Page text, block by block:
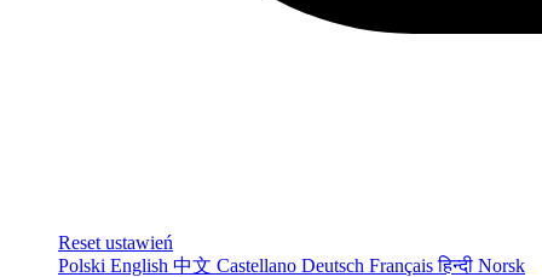
Reset ustawień
Polski English 中文 Castellano Deutsch Françaisहिन्दी Norsk